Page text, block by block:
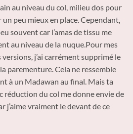
au niveau du col, milieu dos pour
peu mieux en place. Cependant,
souvent car l’amas de tissu me
au niveau de la nuque.Pour mes
j’ai carrément supprimé le
parementure. Cela ne ressemble
à un Madawan au final. Mais ta
réduction du col me donne envie de
j’aime vraiment le devant de ce